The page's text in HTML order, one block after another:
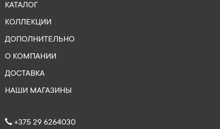
КАТАЛОГ
КОЛЛЕКЦИИ
ДОПОЛНИТЕЛЬНО
О КОМПАНИИ
ДОСТАВКА
НАШИ МАГАЗИНЫ
+375 29 6264030